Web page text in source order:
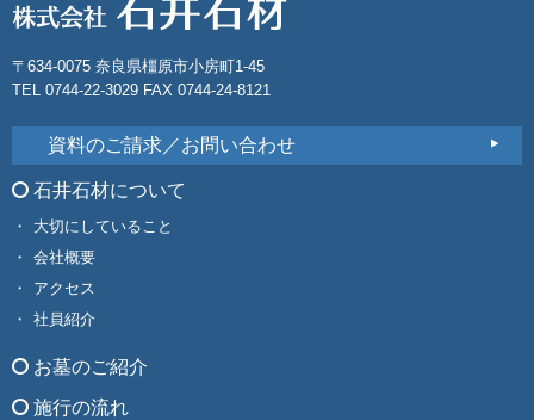
〒634-0075 奈良県橿原市小房町1-45
TEL 0744-22-3029 FAX 0744-24-8121
資料のご請求／お問い合わせ
石井石材について
大切にしていること
会社概要
アクセス
社員紹介
お墓のご紹介
施行の流れ